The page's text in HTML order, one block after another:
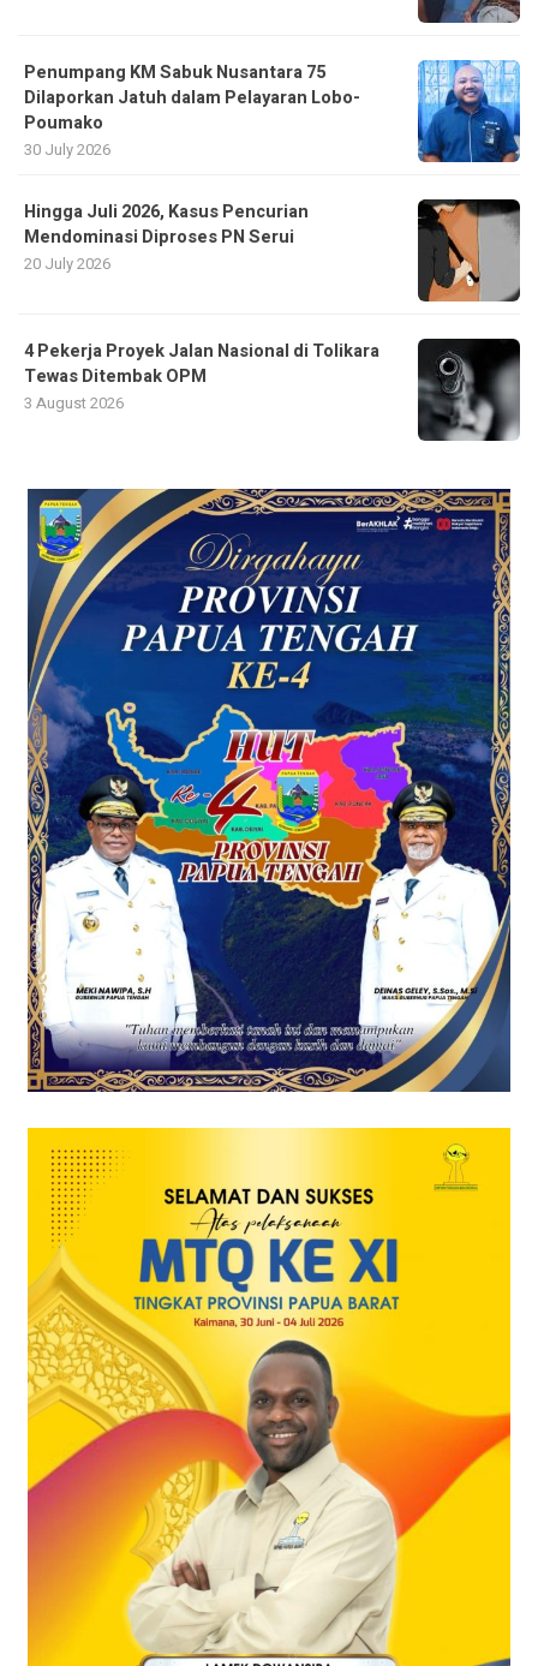
Penumpang KM Sabuk Nusantara 75
Dilaporkan Jatuh dalam Pelayaran Lobo-
Poumako
30 July 2026
Hingga Juli 2026, Kasus Pencurian
Mendominasi Diproses PN Serui
20 July 2026
4 Pekerja Proyek Jalan Nasional di Tolikara
Tewas Ditembak OPM
3 August 2026